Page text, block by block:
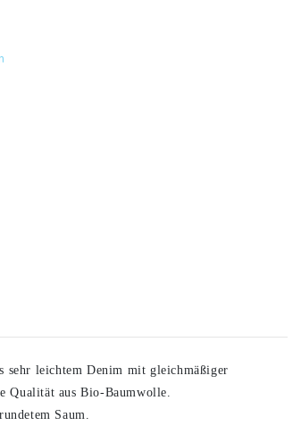
sehr leichtem Denim mit gleichmäßiger
Qualität aus Bio-Baumwolle.
Saum.